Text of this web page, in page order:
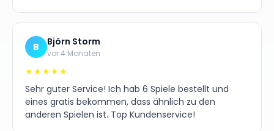
B Björn Storm
vor 4 Monaten
★★★★★
Sehr guter Service! Ich hab 6 Spiele bestellt und
eines gratis bekommen, dass ähnlich zu den
anderen Spielen ist. Top Kundenservice!